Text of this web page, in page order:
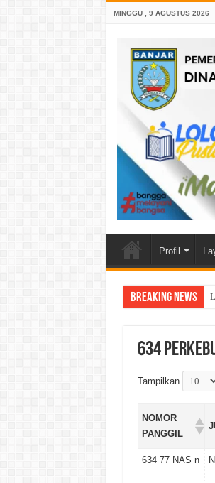
MINGGU , 9 AGUSTUS 2026
Profil
Breaking News
634
Tampilkan
NOMOR
PANGGIL
634 77 NAS n